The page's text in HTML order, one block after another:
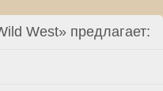
West» предлагает: